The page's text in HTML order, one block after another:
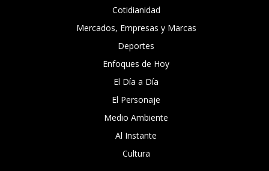
Cotidianidad
Mercados, Empresas y Marcas
Deportes
Enfoques de Hoy
El Día a Día
El Personaje
Medio Ambiente
Al Instante
Cultura